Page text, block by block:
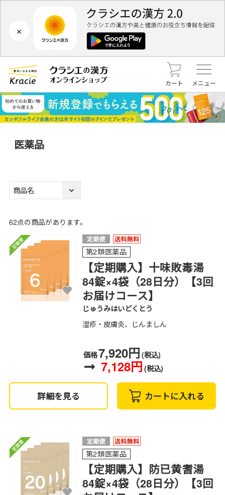
×
カート メニュー
医薬品
62点の商品があります。
第2類医薬品
【定期購入】十味敗毒湯
84錠×4袋（28日分）【3回
お届けコース】
じゅうみはいどくとう
湿疹・皮膚炎、じんましん
価格7,920円 (税込)
7,128円 (税込)
詳細を見る カートに入れる
第2類医薬品
【定期購入】防已黄耆湯
84錠×4袋（28日分）【3回